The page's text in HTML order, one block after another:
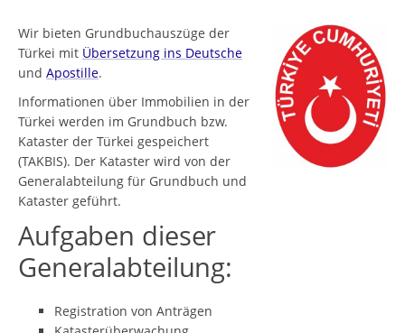
Wir bieten Grundbuchauszüge der
Türkei mit Übersetzung ins Deutsche
und Apostille.
Informationen über Immobilien in der
Türkei werden im Grundbuch bzw.
Kataster der Türkei gespeichert
(TAKBIS). Der Kataster wird von der
Generalabteilung für Grundbuch und
Kataster geführt.
Aufgaben dieser
Generalabteilung:
Registration von Anträgen